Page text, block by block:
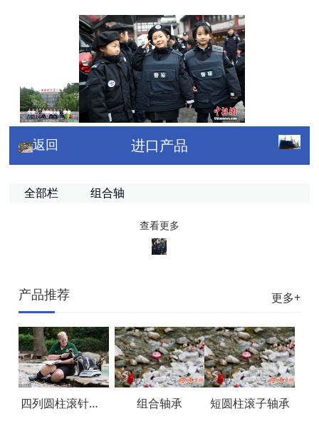
返回 进口产品
全部栏
组合轴
查看更多
产品推荐 更多+
四列圆柱滚针轴承 组合轴承 短圆柱滚子轴承